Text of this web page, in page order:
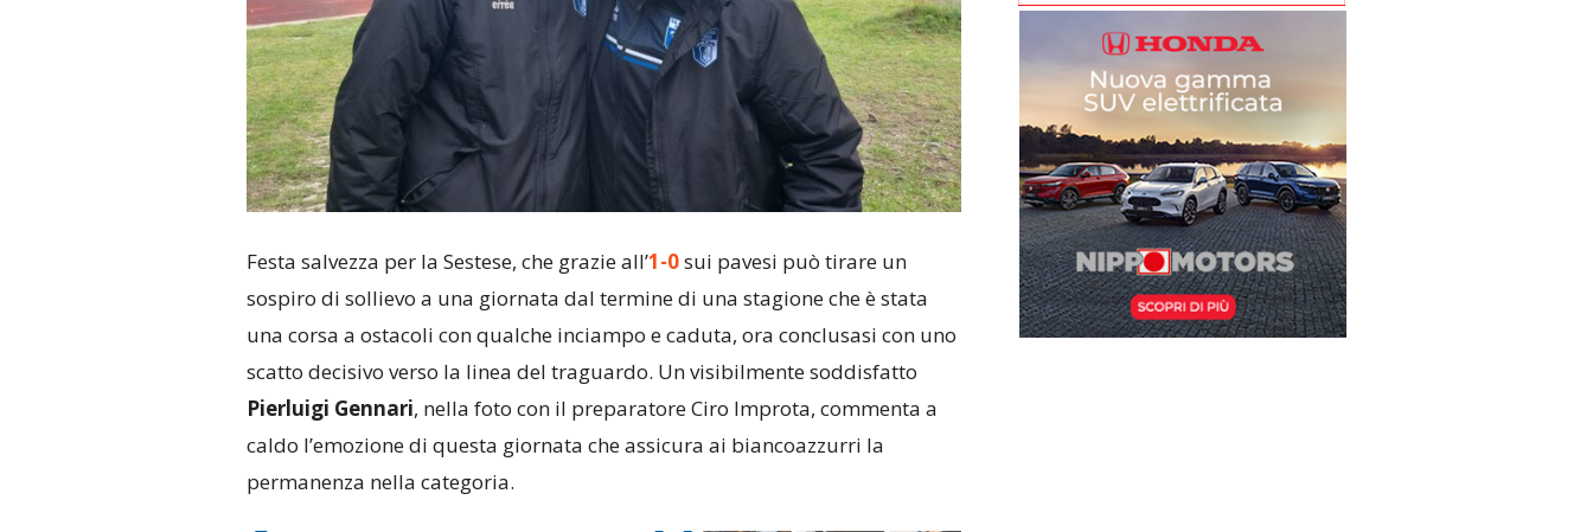
Festa salvezza per la Sestese, che grazie all’1-0sui pavesi può tirare un
sospiro di sollievo a una giornata dal termine di una stagione che è stata
una corsa a ostacoli con qualche inciampo e caduta, ora conclusasi con uno
scatto decisivo verso la linea del traguardo. Un visibilmente soddisfatto
Pierluigi Gennari, nella foto con il preparatore Ciro Improta, commenta a
caldo l’emozione di questa giornata che assicura ai biancoazzurri la
permanenza nella categoria.